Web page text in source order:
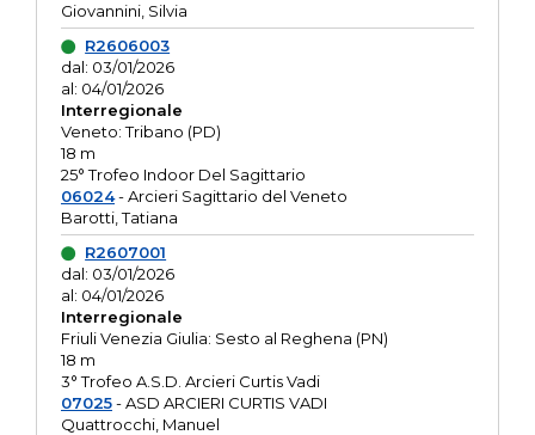
Giovannini, Silvia
R2606003
dal: 03/01/2026
al: 04/01/2026
Interregionale
Veneto: Tribano (PD)
18 m
25° Trofeo Indoor Del Sagittario
06024- Arcieri Sagittario del Veneto
Barotti, Tatiana
R2607001
dal: 03/01/2026
al: 04/01/2026
Interregionale
Friuli Venezia Giulia: Sesto al Reghena (PN)
18 m
3° Trofeo A.S.D. Arcieri Curtis Vadi
07025- ASD ARCIERI CURTIS VADI
Quattrocchi, Manuel